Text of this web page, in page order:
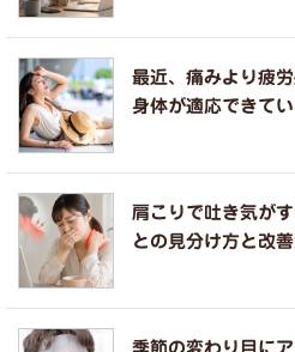
最近、痛みより疲
身体が適応できて
肩こりで吐き気が
との見分け方と改
季節の変わり目に